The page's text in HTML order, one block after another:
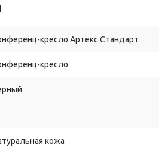
кресло Артекс Стандарт
кресло
кожа